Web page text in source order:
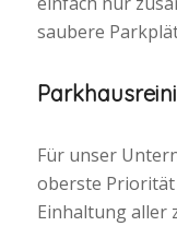
saubere
Für unser
oberste Priorität
Einhaltung aller